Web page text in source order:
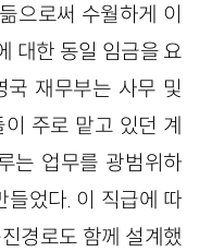
으로써 수월하게 이
대한 동일 임금을 요
국 재무부는 사무 및
주로 맡고 있던 계
는 업무를 광범위하
들었다. 이 직급에 따
경로도 함께 설계했